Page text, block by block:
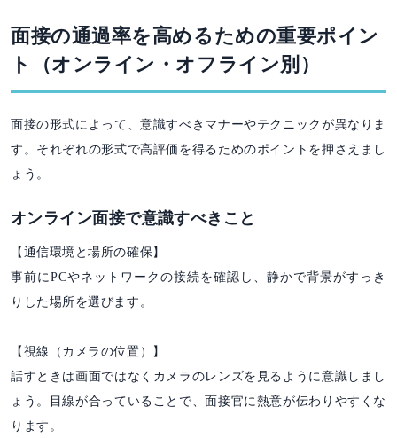
面接の通過率を高めるための重要ポイン
ト（オンライン・オフライン別）
面接の形式によって、意識すべきマナーやテクニックが異なりま
す。それぞれの形式で高評価を得るためのポイントを押さえまし
ょう。
オンライン面接で意識すべきこと
【通信環境と場所の確保】
事前にPCやネットワークの接続を確認し、静かで背景がすっき
りした場所を選びます。
【視線（カメラの位置）】
話すときは画面ではなくカメラのレンズを見るように意識しまし
ょう。目線が合っていることで、面接官に熱意が伝わりやすくな
ります。